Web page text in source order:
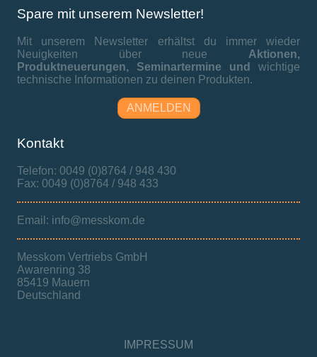
Spare mit unserem Newsletter!
Mit unserem Newsletter erhältst du immer wieder
Neuigkeiten über neue Aktionen,
Produktneuerungen, Seminartermine und wichtige
technische Informationen zu deinen Produkten.
ANMELDEN
Kontakt
Telefon: 0049 (0)8764 / 948 430
Fax: 0049 (0)8764 / 948 433
Email: info@messkom.de
Messkom Vertriebs GmbH
Awarenring 38
85419 Mauern
Deutschland
IMPRESSUM